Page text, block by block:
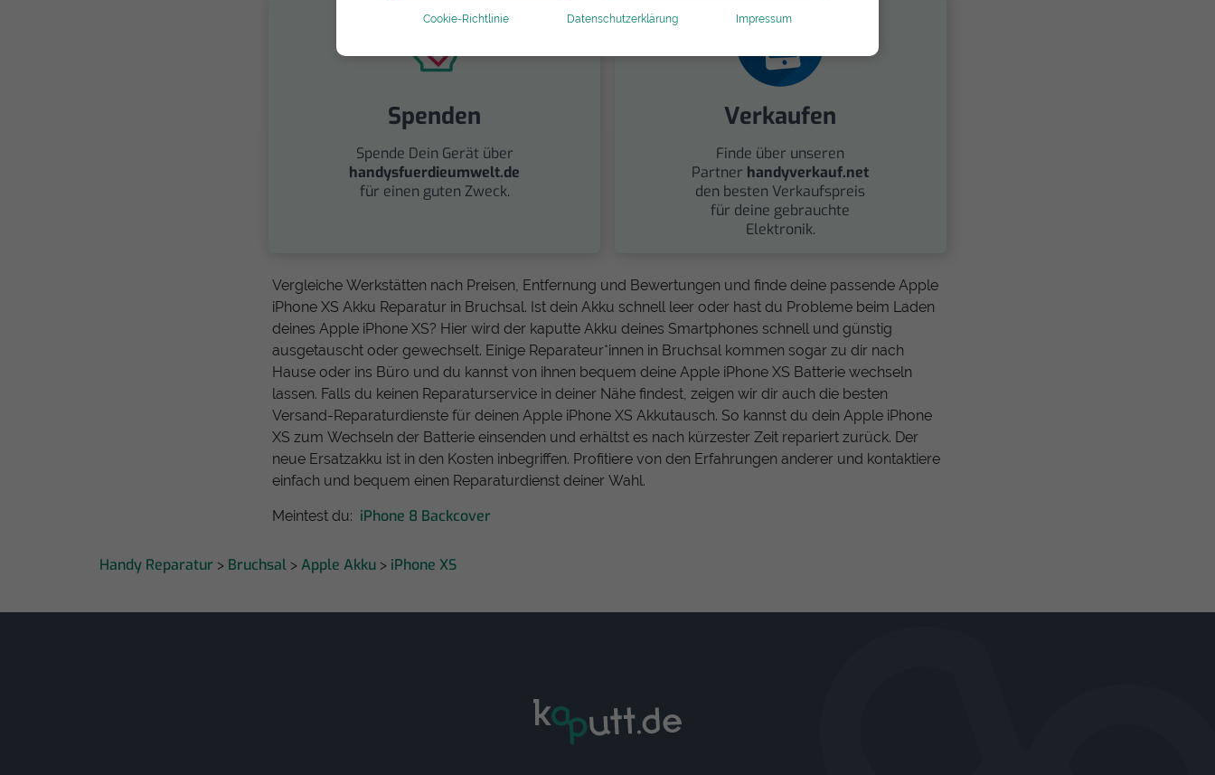
Cookie-Richtlinie Datenschutzerklärung Impressum
Spenden
Spende Dein Gerät über
handysfuerdieumwelt.de
für einen guten Zweck.
Verkaufen
Finde über unseren
Partner handyverkauf.net
den besten Verkaufspreis
für deine gebrauchte
Elektronik.
Vergleiche Werkstätten nach Preisen, Entfernung und Bewertungen und finde deine passende Apple
iPhone XS Akku Reparatur in Bruchsal. Ist dein Akku schnell leer oder hast du Probleme beim Laden
deines Apple iPhone XS? Hier wird der kaputte Akku deines Smartphones schnell und günstig
ausgetauscht oder gewechselt. Einige Reparateur*innen in Bruchsal kommen sogar zu dir nach
Hause oder ins Büro und du kannst von ihnen bequem deine Apple iPhone XS Batterie wechseln
lassen. Falls du keinen Reparaturservice in deiner Nähe findest, zeigen wir dir auch die besten
Versand-Reparaturdienste für deinen Apple iPhone XS Akkutausch. So kannst du dein Apple iPhone
XS zum Wechseln der Batterie einsenden und erhältst es nach kürzester Zeit repariert zurück. Der
neue Ersatzakku ist in den Kosten inbegriffen. Profitiere von den Erfahrungen anderer und kontaktiere
einfach und bequem einen Reparaturdienst deiner Wahl.
Meintest du: iPhone 8 Backcover
Handy Reparatur > Bruchsal > Apple Akku > iPhone XS